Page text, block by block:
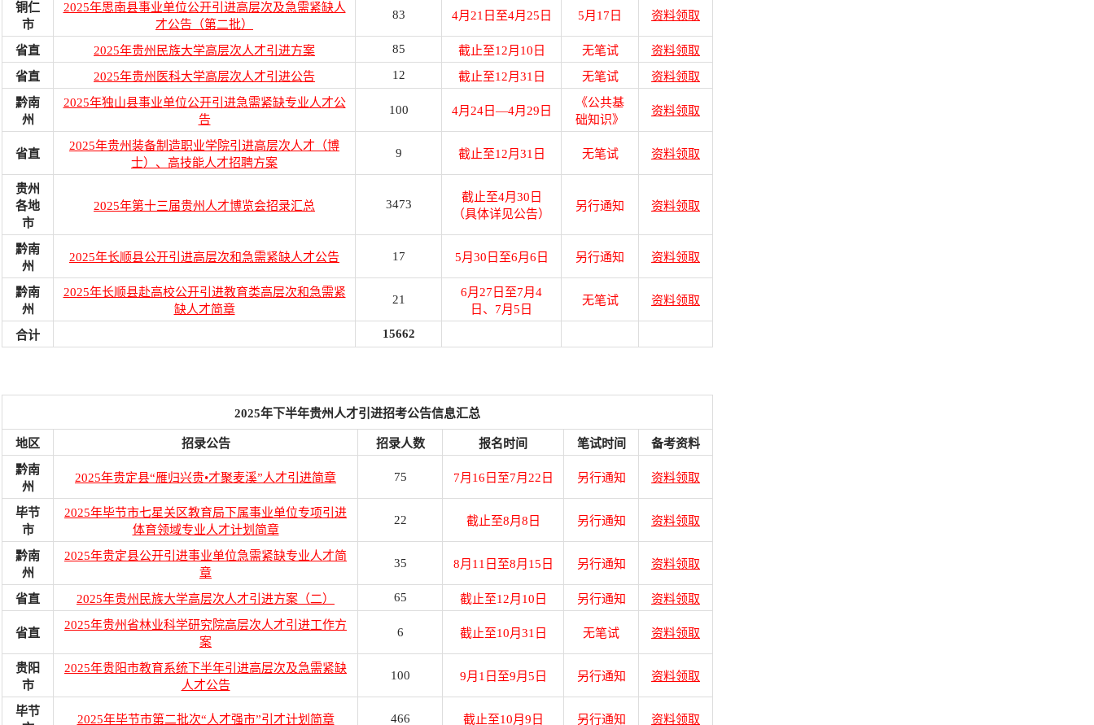
铜仁
市
2025年思南县事业单位公开引进高层次及急需紧缺人
才公告（第二批）
83 4月21日至4月25日 5月17日 资料领取
省直 2025年贵州民族大学高层次人才引进方案 85 截止至12月10日 无笔试
资料领取
省直
2025年贵州医科大学高层次人才引进公告 12 截止至12月31日 无笔试
资料领取
黔南
州
2025年独山县事业单位公开引进急需紧缺专业人才公
告
100 4月24日—4月29日
《公共基
础知识》
资料领取
省直
2025年贵州装备制造职业学院引进高层次人才（博
士）、高技能人才招聘方案
9 截止至12月31日 无笔试 资料领取
贵州
各地
市
2025年第十三届贵州人才博览会招录汇总 3473
截止至4月30日
（具体详见公告）
另行通知 资料领取
黔南
州
2025年长顺县公开引进高层次和急需紧缺人才公告 17 5月30日至6月6日 另行通知 资料领取
黔南
州
2025年长顺县赴高校公开引进教育类高层次和急需紧
缺人才简章
21
6月27日至7月4
日、7月5日
无笔试 资料领取
合计 15662
2025年下半年贵州人才引进招考公告信息汇总
地区 招录公告 招录人数 报名时间 笔试时间
备考资料
黔南
州
2025年贵定县“雁归兴贵•才聚麦溪”人才引进简章 75 7月16日至7月22日 另行通知 资料领取
毕节
市
2025年毕节市七星关区教育局下属事业单位专项引进
体育领域专业人才计划简章
22 截止至8月8日 另行通知 资料领取
黔南
州
2025年贵定县公开引进事业单位急需紧缺专业人才简
章
35 8月11日至8月15日 另行通知 资料领取
省直 2025年贵州民族大学高层次人才引进方案（二） 65 截止至12月10日 另行通知 资料领取
省直
2025年贵州省林业科学研究院高层次人才引进工作方
案
6 截止至10月31日 无笔试 资料领取
贵阳
市
2025年贵阳市教育系统下半年引进高层次及急需紧缺
人才公告
100 9月1日至9月5日 另行通知 资料领取
毕节
2025年毕节市第二批次“人才强市”引才计划简章 466 截止至10月9日 另行通知 资料领取